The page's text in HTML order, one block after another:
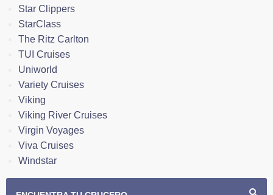
Star Clippers
StarClass
The Ritz Carlton
TUI Cruises
Uniworld
Variety Cruises
Viking
Viking River Cruises
Virgin Voyages
Viva Cruises
Windstar